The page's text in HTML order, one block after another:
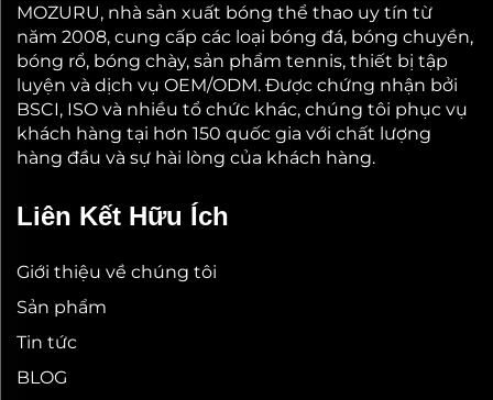
MOZURU, nhà sản xuất bóng thể thao uy tín từ
năm 2008, cung cấp các loại bóng đá, bóng chuyền,
bóng rổ, bóng chày, sản phẩm tennis, thiết bị tập
luyện và dịch vụ OEM/ODM. Được chứng nhận bởi
BSCI, ISO và nhiều tổ chức khác, chúng tôi phục vụ
khách hàng tại hơn 150 quốc gia với chất lượng
hàng đầu và sự hài lòng của khách hàng.
Liên Kết Hữu Ích
Giới thiệu về chúng tôi
Sản phẩm
Tin tức
BLOG